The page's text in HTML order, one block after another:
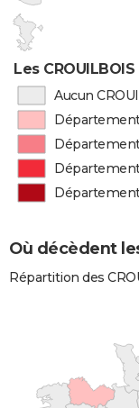
Les
Aucun
Département
Où décèdent
Répartition des